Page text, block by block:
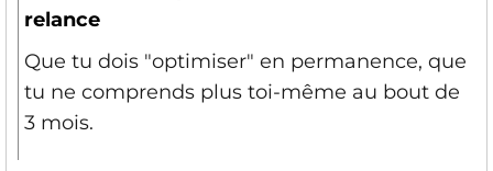
relance
Que tu dois "optimiser" en permanence, que
tu ne comprends plus toi-même au bout de
3 mois.